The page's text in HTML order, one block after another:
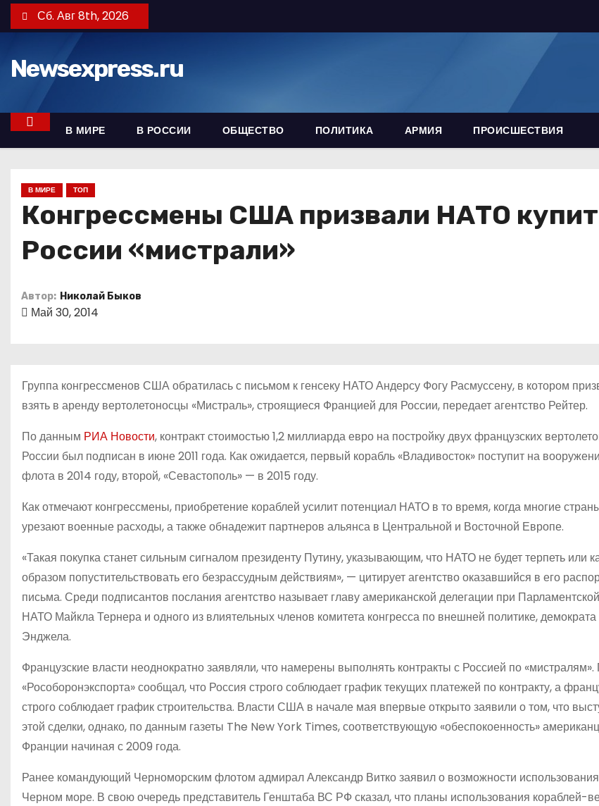
е
к
Сб. Авг 8th, 2026
Newsexpress.ru
В МИРЕ В РОССИИ ОБЩЕСТВО ПОЛИТИКА АРМИЯ ПРОИСШЕСТВИЯ
В МИРЕ ТОП
Конгрессмены США призвали НАТО
России «мистрали»
Автор: Николай Быков
Май 30, 2014
Группа конгрессменов США обратилась с письмом к генсеку НАТО Андерсу Фогу Расмуссену, в котором
взять в аренду вертолетоносцы «Мистраль», строящиеся Францией для России, передает агентство Рейтер.
По данным РИА Новости, контракт стоимостью 1,2 миллиарда евро на постройку двух французских
России был подписан в июне 2011 года. Как ожидается, первый корабль «Владивосток» поступит на
флота в 2014 году, второй, «Севастополь» — в 2015 году.
Как отмечают конгрессмены, приобретение кораблей усилит потенциал НАТО в то время, когда многие
урезают военные расходы, а также обнадежит партнеров альянса в Центральной и Восточной Европе.
«Такая покупка станет сильным сигналом президенту Путину, указывающим, что НАТО не будет терпеть или
образом попустительствовать его безрассудным действиям», — цитирует агентство оказавшийся в его
письма. Среди подписантов послания агентство называет главу американской делегации при
НАТО Майкла Тернера и одного из влиятельных членов комитета конгресса по внешней политике,
Энджела.
Французские власти неоднократно заявляли, что намерены выполнять контракты с Россией по «мистралям».
«Рособоронэкспорта» сообщал, что Россия строго соблюдает график текущих платежей по контракту, а
строго соблюдает график строительства. Власти США в начале мая впервые открыто заявили о том, что
этой сделки, однако, по данным газеты The New York Times, соответствующую «обеспокоенность»
Франции начиная с 2009 года.
Ранее командующий Черноморским флотом адмирал Александр Витко заявил о возможности
Черном море. В свою очередь представитель Генштаба ВС РФ сказал, что планы использования кораблей-